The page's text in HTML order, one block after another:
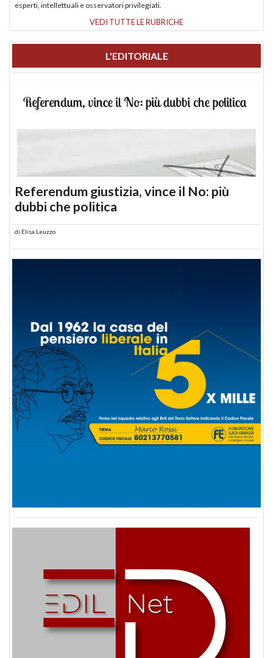
esperti, intellettuali e osservatori privilegiati.
VEDI TUTTE LE RUBRICHE
L'EDITORIALE
Referendum giustizia, vince il No: più
dubbi che politica
di Elisa Leuzzo